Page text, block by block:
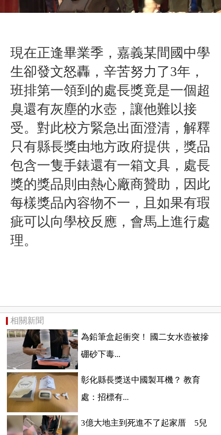
現在正逢畢業季，嘉義某間國中學
生卻發文怒轟，辛苦努力了3年，
班排第一領到的處長獎竟是一個超
臭還有灰塵的水壺，讓他難以接
受。對此校方緊急出面澄清，解釋
只有縣長獎由地方政府提供，獎品
包含一隻手錶還有一箱文具，處長
獎的獎品則由熱心廠商贊助，因此
每樣獎品內容物不一，且如果有瑕
疵可以向學校反應，會馬上進行處
理。
相關新聞
為鉛筆盒起衝突！ 國二女水壺被摻
硼砂下毒...
彰化縣長獎送中國製耳機？ 教育
處：招標有...
3億大地主到死進不了起家厝 5兒